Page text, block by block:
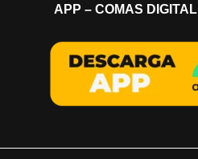
APP – COMAS DIGITAL